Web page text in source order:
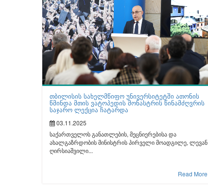
თბილისის სახელმწიფო უნივერსიტეტში ათონის
წმინდა მთის ვატოპედის მონასტრის წინამძღვრის
საჯარო ლექცია ჩატარდა
03.11.2025
საქართველოს განათლების, მეცნიერებისა და
ახალგაზრდობის მინისტრის პირველი მოადგილე, ლევან
ღირსიაშვილი...
Read More